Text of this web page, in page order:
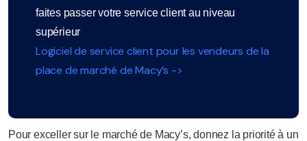
faites passer votre service client au niveau
supérieur
Logiciel de service client pour les vendeurs de la
place de marché de Macy’s ->
Pour exceller sur le marché de Macy’s, donnez la priorité à un